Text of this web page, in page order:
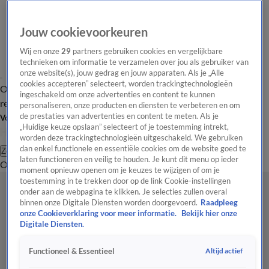
Overzicht Laatste nieuws Regionieuws Het beste van Hart
Tip de
redactie
Volg Hart van Nederland
Zoeken
OverzichtRegioUitzendingenWeerTip de redactiePanelVideo's
Jouw cookievoorkeuren
Wij en onze29 partners gebruiken cookies en vergelijkbare
technieken om informatie te verzamelen over jou als gebruiker van
onze website(s), jouw gedrag en jouw apparaten. Als je „Alle
cookies accepteren” selecteert, worden trackingtechnologieën
ingeschakeld om onze advertenties en content te kunnen
personaliseren, onze producten en diensten te verbeteren en om
de prestaties van advertenties en content te meten. Als je
„Huidige keuze opslaan” selecteert of je toestemming intrekt,
worden deze trackingtechnologieën uitgeschakeld. We gebruiken
dan enkel functionele en essentiële cookies om de website goed te
laten functioneren en veilig te houden. Je kunt dit menu op ieder
moment opnieuw openen om je keuzes te wijzigen of om je
toestemming in te trekken door op de link Cookie-instellingen
onder aan de webpagina te klikken. Je selecties zullen overal
binnen onze Digitale Diensten worden doorgevoerd. Raadpleeg
onze Cookieverklaring voor meer informatie.
Bekijk hier onze
Digitale Diensten.
Functioneel & Essentieel Altijd actief